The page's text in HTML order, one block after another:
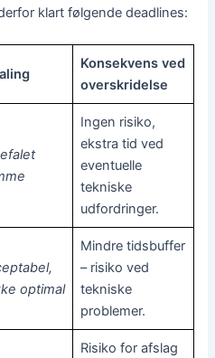
klart følgende deadlines:
Konsekvens ved
overskridelse
Ingen risiko,
ekstra tid ved
eventuelle
tekniske
udfordringer.
optimal
Mindre tidsbuffer
– risiko ved
tekniske
problemer.
Risiko for afslag